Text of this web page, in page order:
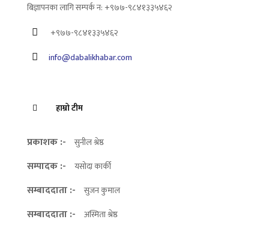
बिज्ञापनका लागि सम्पर्क न: +९७७-९८४१३३५४६२
+९७७-९८४१३३५४६२
info@dabalikhabar.com
हाम्रो टीम
प्रकाशक :- सुनील श्रेष्ठ
सम्पादक :- यसोदा कार्की
सम्बाददाता :- सुजन कुमाल
सम्बाददाता :- अस्मिता श्रेष्ठ